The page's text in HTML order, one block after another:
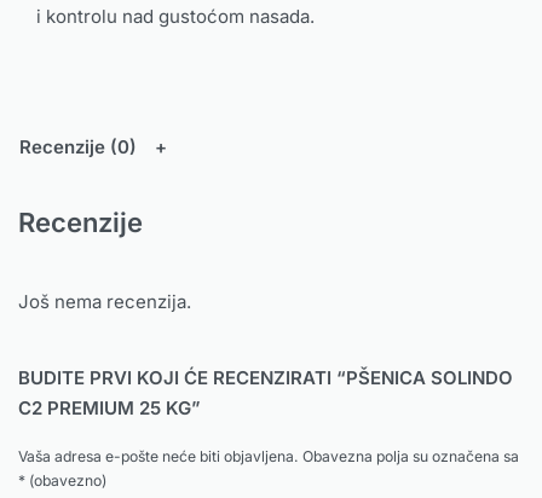
i kontrolu nad gustoćom nasada.
Recenzije (0)
Recenzije
Još nema recenzija.
BUDITE PRVI KOJI ĆE RECENZIRATI “PŠENICA SOLINDO
C2 PREMIUM 25 KG”
Vaša adresa e-pošte neće biti objavljena. Obavezna polja su označena sa
* (obavezno)